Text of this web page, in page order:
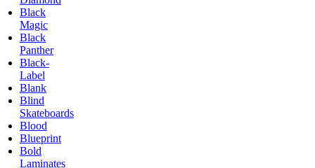
Black
Magic
Black
Panther
Black-
Label
Blank
Blind
Skateboards
Blood
Blueprint
Bold
Laminates